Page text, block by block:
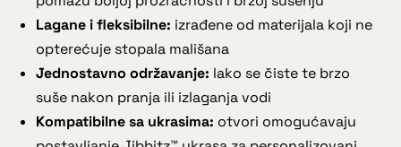
Lagane i fleksibilne: izrađene od materijala koji ne
opterećuje stopala mališana
Jednostavno održavanje: lako se čiste te brzo
suše nakon pranja ili izlaganja vodi
Kompatibilne sa ukrasima: otvori omogućavaju